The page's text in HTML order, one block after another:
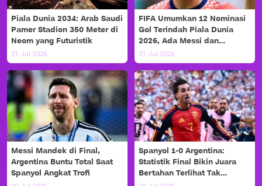
Piala Dunia 2034: Arab Saudi
Pamer Stadion 350 Meter di
Neom yang Futuristik
21 Jul 2026
FIFA Umumkan 12 Nominasi
Gol Terindah Piala Dunia
2026, Ada Messi dan
Haaland!
21 Jul 2026
Messi Mandek di Final,
Argentina Buntu Total Saat
Spanyol Angkat Trofi
Spanyol 1-0 Argentina:
Statistik Final Bikin Juara
Bertahan Terlihat Tak